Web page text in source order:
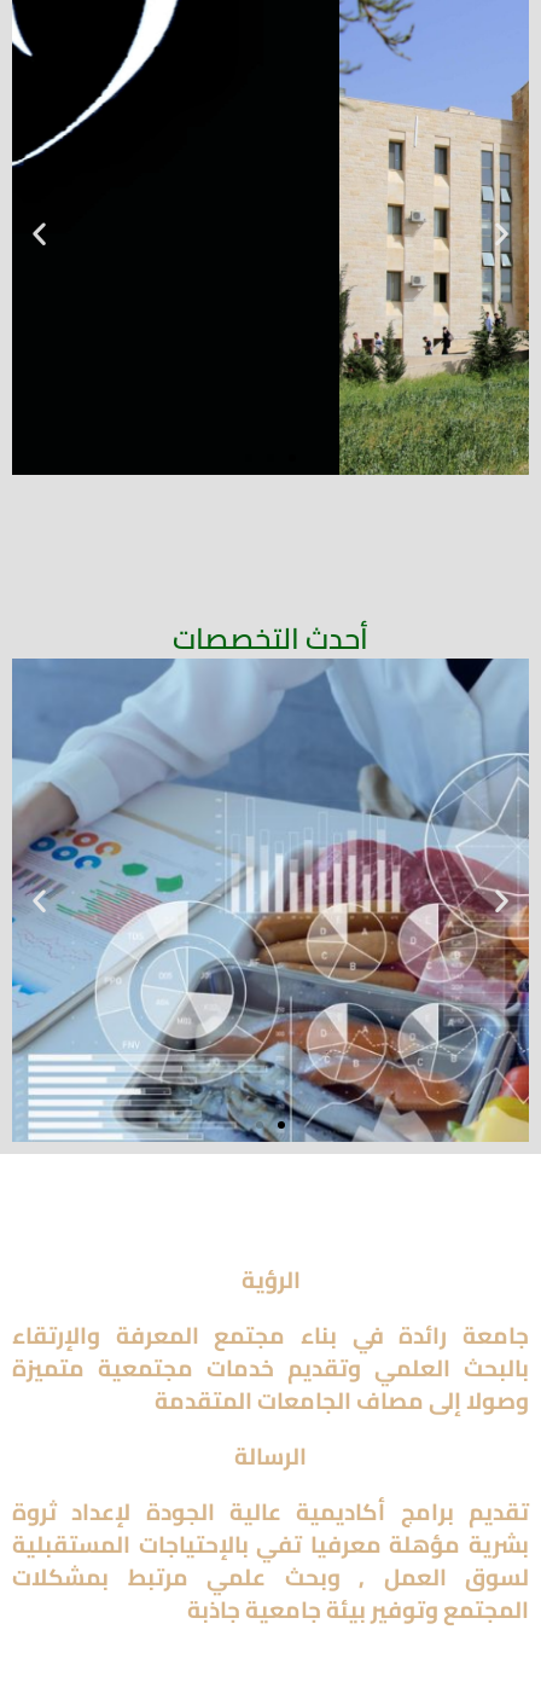
أحدث التخصصات
الرؤية
جامعة رائدة في بناء مجتمع المعرفة والإرتقاء
بالبحث العلمي وتقديم خدمات مجتمعية متميزة
وصولا إلى مصاف الجامعات المتقدمة
الرسالة
تقديم برامج أكاديمية عالية الجودة لإعداد ثروة
بشرية مؤهلة معرفيا تفي بالإحتياجات المستقبلية
لسوق العمل , وبحث علمي مرتبط بمشكلات
المجتمع وتوفير بيئة جامعية جاذبة